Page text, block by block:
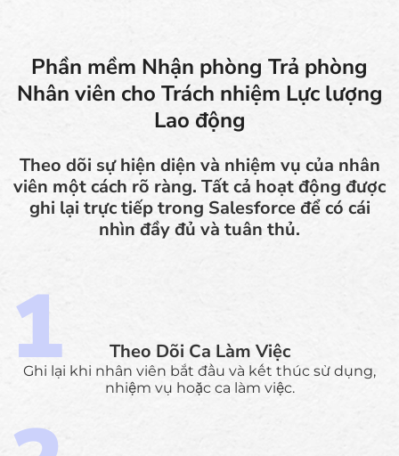
Phần mềm Nhận phòng Trả phòng
Nhân viên cho Trách nhiệm Lực lượng
Lao động
Theo dõi sự hiện diện và nhiệm vụ của nhân
viên một cách rõ ràng. Tất cả hoạt động được
ghi lại trực tiếp trong Salesforce để có cái
nhìn đầy đủ và tuân thủ.
Theo Dõi Ca Làm Việc
Ghi lại khi nhân viên bắt đầu và kết thúc sử dụng,
nhiệm vụ hoặc ca làm việc.